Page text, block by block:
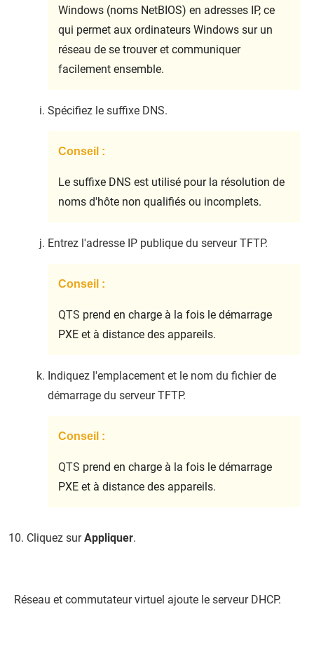
Windows (noms NetBIOS) en adresses IP, ce
qui permet aux ordinateurs Windows sur un
réseau de se trouver et communiquer
facilement ensemble.
Spécifiez le suffixe DNS.
Conseil :
Le suffixe DNS est utilisé pour la résolution de
noms d'hôte non qualifiés ou incomplets.
Entrez l'adresse IP publique du serveur TFTP.
Conseil :
QTS prend en charge à la fois le démarrage
PXE et à distance des appareils.
Indiquez l'emplacement et le nom du fichier de
démarrage du serveur TFTP.
Conseil :
QTS prend en charge à la fois le démarrage
PXE et à distance des appareils.
Cliquez surAppliquer.
Réseau et commutateur virtuel ajoute le serveur DHCP.